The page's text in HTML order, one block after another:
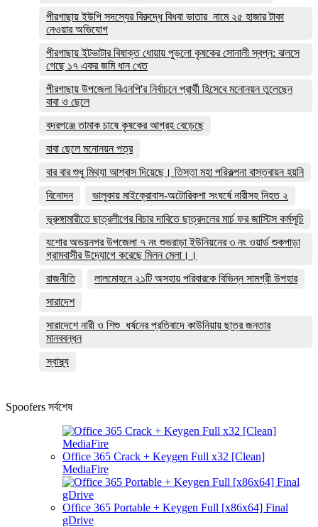
পীরগাছায় ইউপি সদস্যের বিরুদ্ধে বিধবা ভাতার নামে ২৫ হাজার টাকা
নেওয়ার অভিযোগ
পীরগাছায় ইটভাটার বিষাক্ত ধোয়ায় পুড়লো কৃষকের সোনালী স্বপ্ন: ঝলসে
গেছে ১৭ একর জমি ধান খেত
পীরগাছায় উপজেলা বিএনপি'র নির্বাচনে প্রার্থী হিসেবে মনোনয়ন তুলেছেন
বাবা ও ছেলে
বদরগঞ্জে তামাক চাষে কৃষকের আগ্রহ বেড়েছে
বাবা ছেলে মনোনয়ন পত্র
বার বার শুধু মিথ্যা আশ্বাস দিয়েছে। তিস্তা মহা পরিকল্পনা বাস্তবায়ন হয়নি
বিনোদন
ভালুকায় মাইক্রোবাস-অটোরিকশা সংঘর্ষে নারীসহ নিহত ২
ভূরুঙ্গামারীতে ছাত্রলীগের বিচার দাবিতে ছাত্রদলের মার্চ ফর জাস্টিস কর্মসূচি
যশোর অভয়নগর উপজেলা ৭ নং শুভরাড়া ইউনিয়নের ৩ নং ওয়ার্ড শুকপাড়া
গ্রামবাসীর উদ্যোগে করেছে মিলন মেলা।।
রাজনীতি
লালমোহনে ২১টি অসহায় পরিবারকে বিভিন্ন সামগ্রী উপহার
সারাদেশ
সারাদেশে নারী ও শিশু ধর্ষনের প্রতিবাদে কাউনিয়ায় ছাত্র জনতার
মানববন্ধন
স্বাস্থ্য
Spoofers সর্বশেষ
Office 365 Crack + Keygen Full x32 [Clean]
MediaFire
Office 365 Portable + Keygen Full [x86x64] Final
gDrive